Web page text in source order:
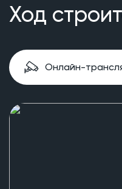
Ход
Онлайн-